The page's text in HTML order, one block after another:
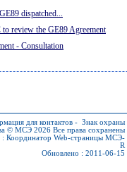
dispatched...
review the GE89 Agreement
- Consultation
для контактов - Знак охраны
© МСЭ 2026 Все права сохранены
: Координатор Web-страницы МСЭ-
R
Обновлено : 2011-06-15